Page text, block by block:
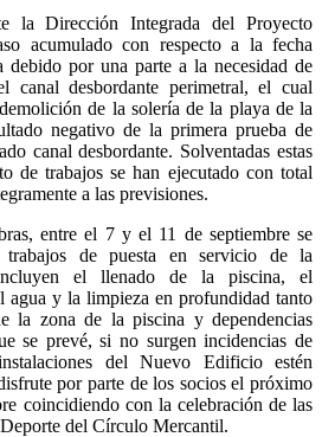
la Dirección Integrada del Proyecto
acumulado con respecto a la fecha
debido por una parte a la necesidad de
canal desbordante perimetral, el cual
de la solería de la playa de la
negativo de la primera prueba de
canal desbordante. Solventadas estas
de trabajos se han ejecutado con total
a las previsiones.
entre el 7 y el 11 de septiembre se
de puesta en servicio de la
el llenado de la piscina, el
agua y la limpieza en profundidad tanto
la zona de la piscina y dependencias
se prevé, si no surgen incidencias de
del Nuevo Edificio estén
por parte de los socios el próximo
coincidiendo con la celebración de las
del Círculo Mercantil.